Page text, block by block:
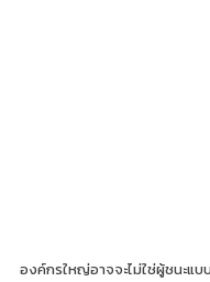
องค์กรใหญ่อาจจะไม่ใช่ผู้ชนะแบ